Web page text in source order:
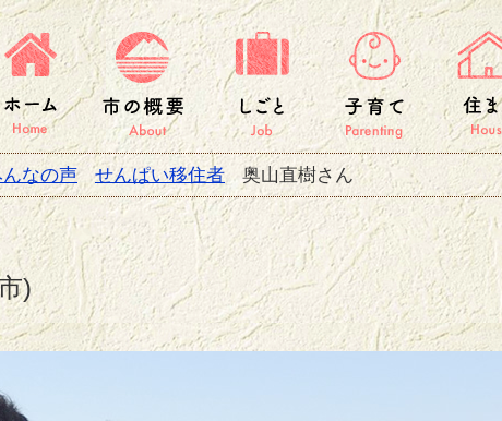
住応援サイト ちくせいかつ
ホーム 市の概要 しごと 子育て
なの声 せんぱい移住者 奥山直樹さん
)